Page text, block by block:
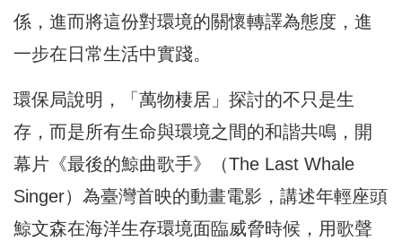
係，進而將這份對環境的關懷轉譯為態度，進
一步在日常生活中實踐。
環保局說明，「萬物棲居」探討的不只是生
存，而是所有生命與環境之間的和諧共鳴，開
幕片《最後的鯨曲歌手》（The Last Whale
Singer）為臺灣首映的動畫電影，講述年輕座頭
鯨文森在海洋生存環境面臨威脅時候，用歌聲